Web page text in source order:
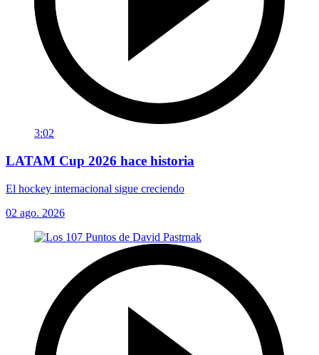
3:02
LATAM Cup 2026 hace historia
El hockey internacional sigue creciendo
02 ago. 2026